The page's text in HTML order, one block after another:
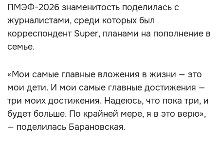
ПМЭФ-2026 знаменитость поделилась с
журналистами, среди которых был
корреспондент Super, планами на пополнение в
семье.
«Мои самые главные вложения в жизни — это
мои дети. И мои самые главные достижения —
три моих достижения. Надеюсь, что пока три, и
будет больше. По крайней мере, я в это верю»,
— поделилась Барановская.